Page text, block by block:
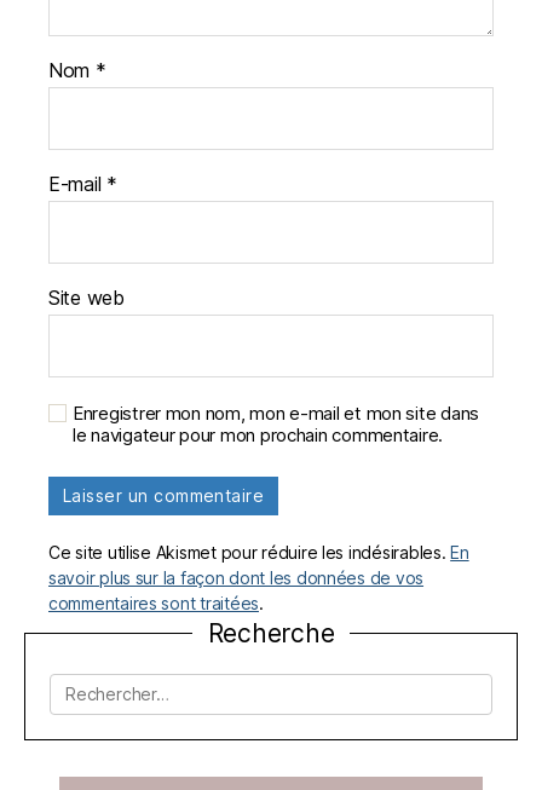
Nom *
E-mail *
Site web
Enregistrer mon nom, mon e-mail et mon site dans
le navigateur pour mon prochain commentaire.
Ce site utilise Akismet pour réduire les indésirables.En
savoir plus sur la façon dont les données de vos
commentaires sont traitées.
Recherche
Rechercher :